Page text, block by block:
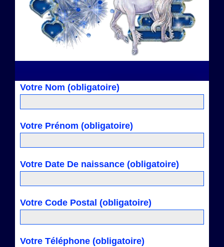
Votre Nom (obligatoire)
Votre Prénom (obligatoire)
Votre Date De naissance (obligatoire)
Votre Code Postal (obligatoire)
Votre Téléphone (obligatoire)